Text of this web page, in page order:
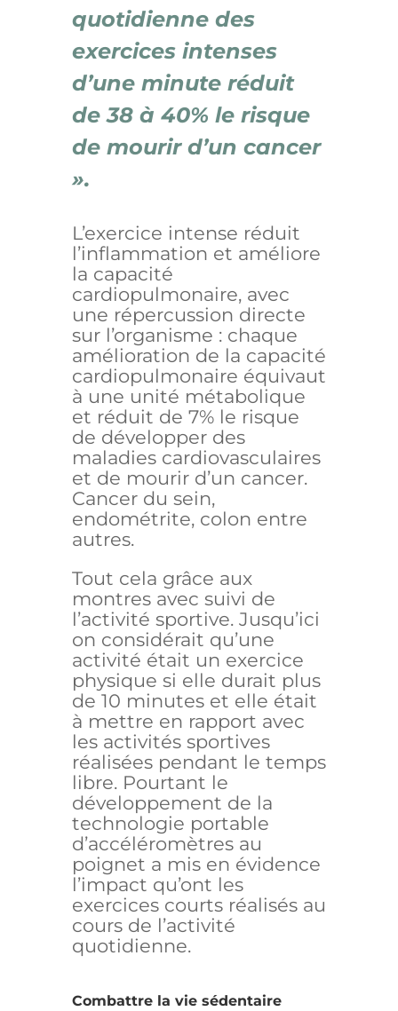
quotidienne des
exercices intenses
d’une minute réduit
de 38 à 40% le risque
de mourir d’un cancer
».
L’exercice intense réduit
l’inflammation et améliore
la capacité
cardiopulmonaire, avec
une répercussion directe
sur l’organisme : chaque
amélioration de la capacité
cardiopulmonaire équivaut
à une unité métabolique
et réduit de 7% le risque
de développer des
maladies cardiovasculaires
et de mourir d’un cancer.
Cancer du sein,
endométrite, colon entre
autres.
Tout cela grâce aux
montres avec suivi de
l’activité sportive. Jusqu’ici
on considérait qu’une
activité était un exercice
physique si elle durait plus
de 10 minutes et elle était
à mettre en rapport avec
les activités sportives
réalisées pendant le temps
libre. Pourtant le
développement de la
technologie portable
d’accéléromètres au
poignet a mis en évidence
l’impact qu’ont les
exercices courts réalisés au
cours de l’activité
quotidienne.
Combattre la vie sédentaire